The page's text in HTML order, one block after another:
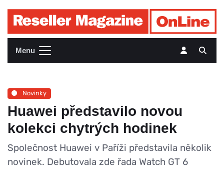
Menu
Novinky
Huawei představilo novou
kolekci chytrých hodinek
Společnost Huawei v Paříži představila několik
novinek. Debutovala zde řada Watch GT 6